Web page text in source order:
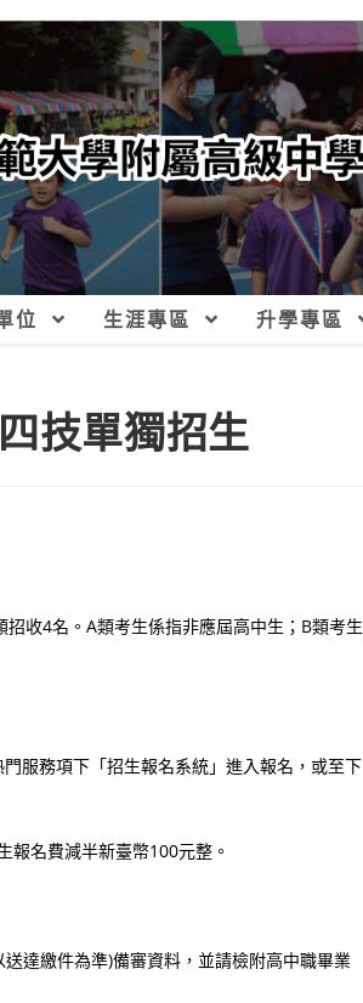
位 生涯專區 升學專區
技單獨招生
收4名。A類考生係指非應屆高中生；B類考生
門服務項下「招生報名系統」進入報名，或至下
報名費減半新臺幣100元整。
達繳件為準)備審資料，並請檢附高中職畢業